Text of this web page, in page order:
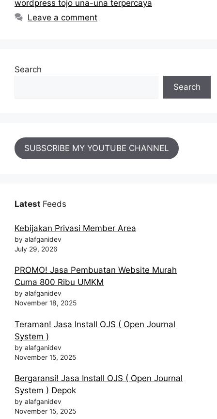
wordpress tojo una-una terpercaya
Leave a comment
Search
Search
SUBSCRIBE MY YOUTUBE CHANNEL
Latest Feeds
Kebijakan Privasi Member Area
by alafganidev
July 29, 2026
PROMO! Jasa Pembuatan Website Murah
Cuma 800 Ribu UMKM
by alafganidev
November 18, 2025
Teraman! Jasa Install OJS ( Open Journal
System )
by alafganidev
November 15, 2025
Bergaransi! Jasa Install OJS ( Open Journal
System ) Depok
by alafganidev
November 15, 2025